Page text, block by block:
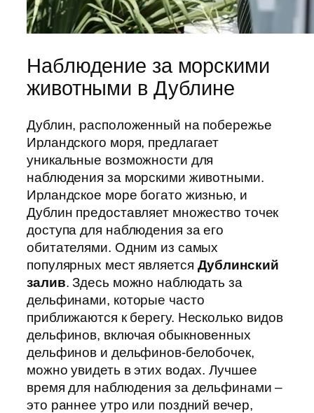
Наблюдение за морскими
животными в Дублине
Дублин, расположенный на побережье
Ирландского моря, предлагает
уникальные возможности для
наблюдения за морскими животными.
Ирландское море богато жизнью, и
Дублин предоставляет множество точек
доступа для наблюдения за его
обитателями. Одним из самых
популярных мест является Дублинский
залив. Здесь можно наблюдать за
дельфинами, которые часто
приближаются к берегу. Несколько видов
дельфинов, включая обыкновенных
дельфинов и дельфинов-белобочек,
можно увидеть в этих водах. Лучшее
время для наблюдения за дельфинами –
это раннее утро или поздний вечер,